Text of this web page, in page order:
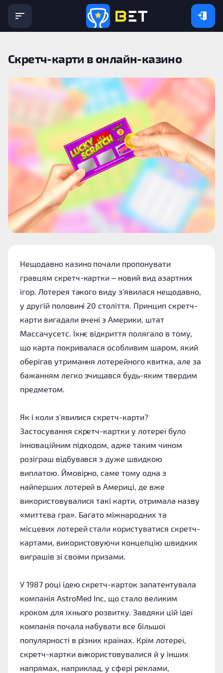
Скретч-карти в онлайн-казино
Нещодавно казино почали пропонувати
гравцям скретч-картки – новий вид азартних
ігор. Лотерея такого виду з'явилася нещодавно,
у другій половині 20 століття. Принцип скретч-
карти вигадали вчені з Америки, штат
Массачусетс. Їхнє відкриття полягало в тому,
що карта покривалася особливим шаром, який
оберігав утримання лотерейного квитка, але за
бажанням легко зчищався будь-яким твердим
предметом.
Як і коли з'явилися скретч-карти?
Застосування скретч-картки у лотереї було
інноваційним підходом, адже таким чином
розіграш відбувався з дуже швидкою
виплатою. Ймовірно, саме тому одна з
найперших лотерей в Америці, де вже
використовувалися такі карти, отримала назву
«миттєва гра». Багато міжнародних та
місцевих лотерей стали користуватися скретч-
картами, використовуючи концепцію швидких
виграшів зі своїми призами.
У 1987 році ідею скретч-карток запатентувала
компанія AstroMed Inc, що стало великим
кроком для їхнього розвитку. Завдяки цій ідеї
компанія почала набувати все більшої
популярності в різних країнах. Крім лотереї,
скретч-картки використовувалися й у інших
напрямах, наприклад, у сфері реклами,